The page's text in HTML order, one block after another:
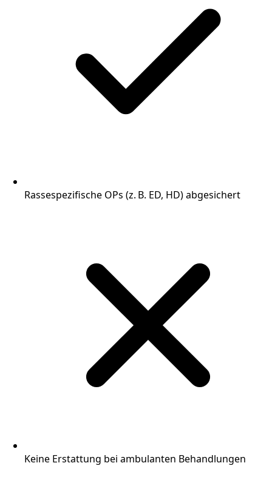
Rassespezifische OPs (z. B. ED, HD) abgesichert
Keine Erstattung bei ambulanten Behandlungen